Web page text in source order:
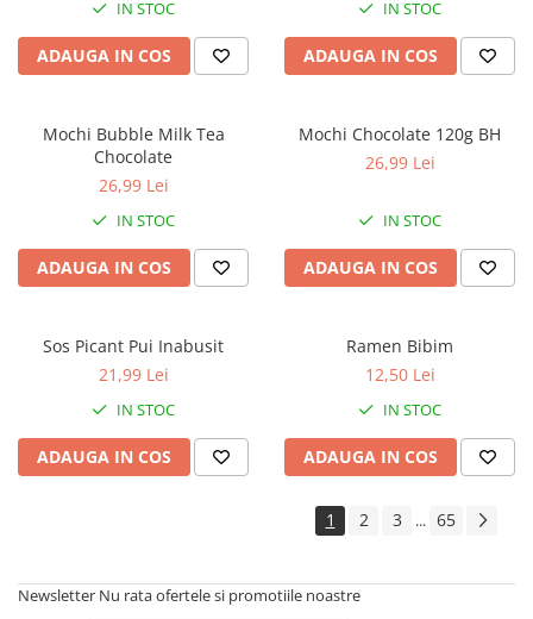
IN STOC
ADAUGA IN COS
IN STOC
ADAUGA IN COS
Mochi Bubble Milk Tea
Chocolate
26,99 Lei
IN STOC
ADAUGA IN COS
Mochi Chocolate 120g BH
26,99 Lei
IN STOC
ADAUGA IN COS
Sos Picant Pui Inabusit
21,99 Lei
IN STOC
ADAUGA IN COS
Ramen Bibim
12,50 Lei
IN STOC
ADAUGA IN COS
1 2 3 ... 65
Newsletter Nu rata ofertele si promotiile noastre